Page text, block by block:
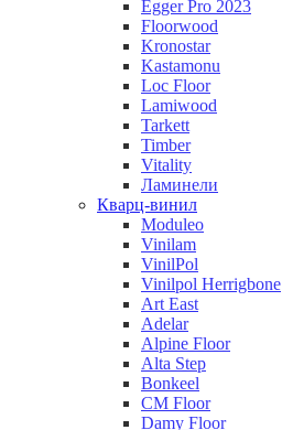
Egger Pro 2023
Floorwood
Kronostar
Kastamonu
Loc Floor
Lamiwood
Tarkett
Timber
Vitality
Ламинели
Кварц-винил
Moduleo
Vinilam
VinilPol
Vinilpol Herrigbone
Art East
Adelar
Alpine Floor
Alta Step
Bonkeel
CM Floor
Damy Floor